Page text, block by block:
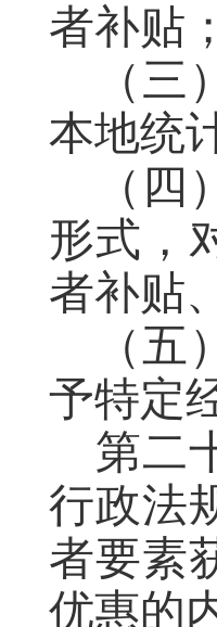
者补贴；
（三
本地统
（ 四
形式，
者补贴
（五
予特定
第二
行政法
者要素
优惠的